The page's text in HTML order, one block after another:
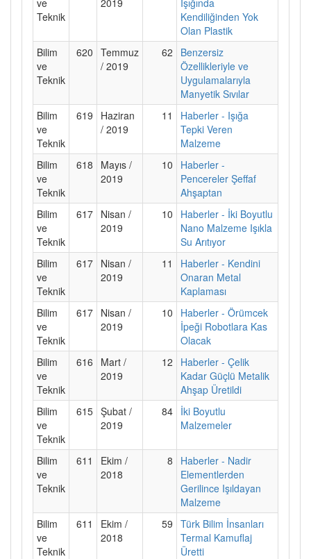
Teknik
Kendiliğinden Yok
Olan Plastik
Bilim
ve
Teknik
620 Temmuz
/ 2019
62
Benzersiz
Özellikleriyle ve
Uygulamalarıyla
Manyetik Sıvılar
Bilim
ve
Teknik
619
Haziran
/ 2019
11
Haberler - Işığa
Tepki Veren
Malzeme
Bilim
ve
Teknik
618
Mayıs /
2019
10
Haberler -
Pencereler Şeffaf
Ahşaptan
Bilim
ve
Teknik
617 Nisan /
2019
10
Haberler - İki Boyutlu
Nano Malzeme Işıkla
Su Arıtıyor
Bilim
ve
Teknik
617 Nisan /
2019
11
Haberler - Kendini
Onaran Metal
Kaplaması
Bilim
ve
Teknik
617 Nisan /
2019
10
Haberler - Örümcek
İpeği Robotlara Kas
Olacak
Bilim
ve
Teknik
616
Mart /
2019
12
Haberler - Çelik
Kadar Güçlü Metalik
Ahşap Üretildi
Bilim
ve
Teknik
615 Şubat /
2019
84 İki Boyutlu
Malzemeler
Bilim
ve
Teknik
611
Ekim /
2018
8
Haberler - Nadir
Elementlerden
Gerilince Işıldayan
Malzeme
Bilim
ve
Teknik
611
Ekim /
2018
59 Türk Bilim İnsanları
Termal Kamuflaj
Üretti